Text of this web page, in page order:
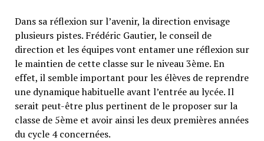
Dans sa réflexion sur l’avenir, la direction envisage
plusieurs pistes. Frédéric Gautier, le conseil de
direction et les équipes vont entamer une réflexion sur
le maintien de cette classe sur le niveau 3ème. En
effet, il semble important pour les élèves de reprendre
une dynamique habituelle avant l’entrée au lycée. Il
serait peut-être plus pertinent de le proposer sur la
classe de 5ème et avoir ainsi les deux premières années
du cycle 4 concernées.